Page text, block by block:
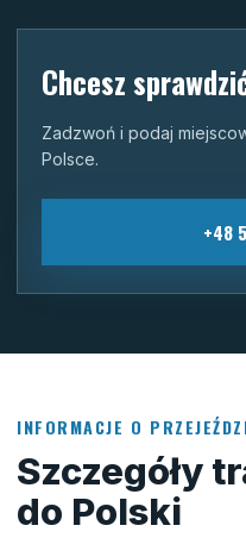
Chcesz
Zadzwoń i podaj
Polsce.
+48
INFORMACJE O
Szczegóły
do Polski